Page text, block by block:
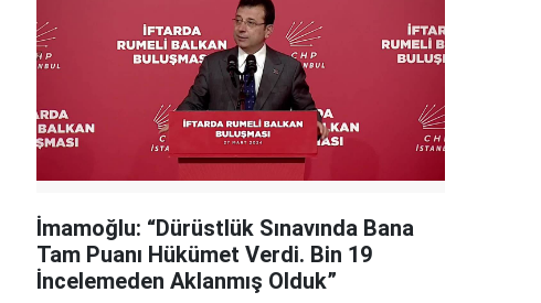
İmamoğlu: “Dürüstlük Sınavında Bana
Tam Puanı Hükümet Verdi. Bin 19
İncelemeden Aklanmış Olduk”